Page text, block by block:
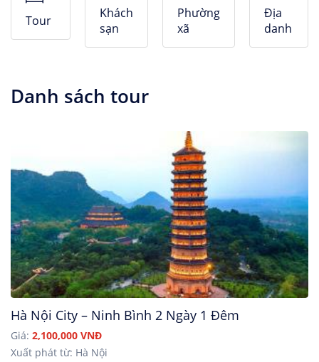
Căn hộ dịch vụ
Tour
Khách
sạn
Phường
xã
Địa
danh
Danh sách tour
Hà Nội City – Ninh Bình 2 Ngày 1 Đêm
Giá: 2,100,000 VNĐ
Xuất phát từ: Hà Nội